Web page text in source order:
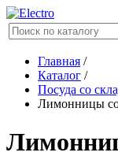
Главная /
Каталог /
Посуда со
Лимонницы со